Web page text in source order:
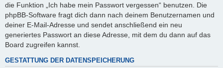
die Funktion „Ich habe mein Passwort vergessen“ benutzen. Die
phpBB-Software fragt dich dann nach deinem Benutzernamen und
deiner E-Mail-Adresse und sendet anschließend ein neu
generiertes Passwort an diese Adresse, mit dem du dann auf das
Board zugreifen kannst.
GESTATTUNG DER DATENSPEICHERUNG